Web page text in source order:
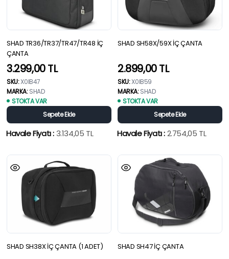
SHAD TR36/TR37/TR47/TR48 İÇ
ÇANTA
3.299,00TL
SKU:X0IB47
MARKA:SHAD
STOKTA VAR
Sepete Ekle
Havale Fiyatı :3.134,05 TL
SHAD SH58X/59X İÇ ÇANTA
2.899,00TL
SKU:X0IB59
MARKA:SHAD
STOKTA VAR
Sepete Ekle
Havale Fiyatı :2.754,05 TL
SHAD SH38X İÇ ÇANTA (1 ADET) SHAD SH47 İÇ ÇANTA